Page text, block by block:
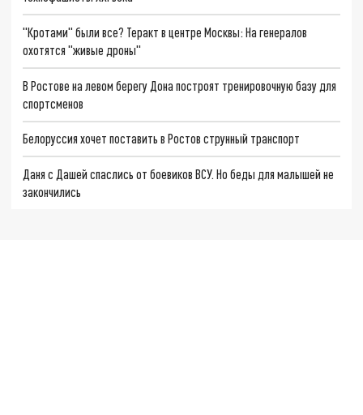
"Кротами" были все? Теракт в центре Москвы: На генералов
охотятся "живые дроны"
В Ростове на левом берегу Дона построят тренировочную базу для
спортсменов
Белоруссия хочет поставить в Ростов струнный транспорт
Даня с Дашей спаслись от боевиков ВСУ. Но беды для малышей не
закончились